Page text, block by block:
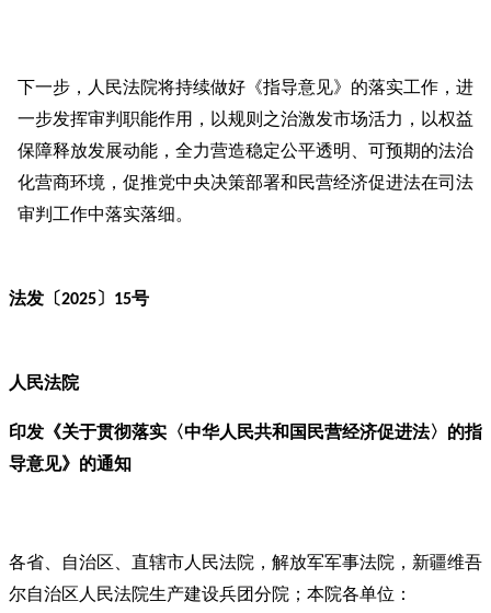
下一步，人民法院将持续做好《指导意见》的落实工作，进
一步发挥审判职能作用，以规则之治激发市场活力，以权益
保障释放发展动能，全力营造稳定公平透明、可预期的法治
化营商环境，促推党中央决策部署和民营经济促进法在司法
审判工作中落实落细。
法发〔2025〕 15号
人民法院
印发《关于贯彻落实〈中华人民共和国民营经济促进法〉的指
导意见》的通知
各省、自治区、直辖市人民法院，解放军军事法院，新疆维吾
尔自治区人民法院生产建设兵团分院；本院各单位：